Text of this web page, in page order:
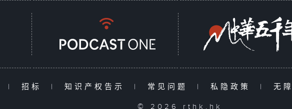
| 招标 | 知识产权告示 | 常见问题 | 私隐政策 | 无
© 2026 rthk.hk